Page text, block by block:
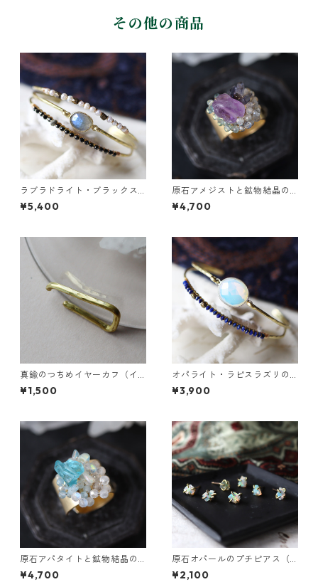
その他の商品
ラブラドライト・ブラックス
ピネル・パールの3連バングル
¥5,400
原石アメジストと鉱物結晶の
真鍮幅広イヤーカフ
¥4,700
真鍮のつちめイヤーカフ（イ
ンダストリアル風）
¥1,500
オパライト・ラピスラズリの2
連バングル
¥3,900
原石アパタイトと鉱物結晶の
真鍮幅広イヤーカフ
¥4,700
原石オパールのプチピアス（1
粒/片方）
¥2,100